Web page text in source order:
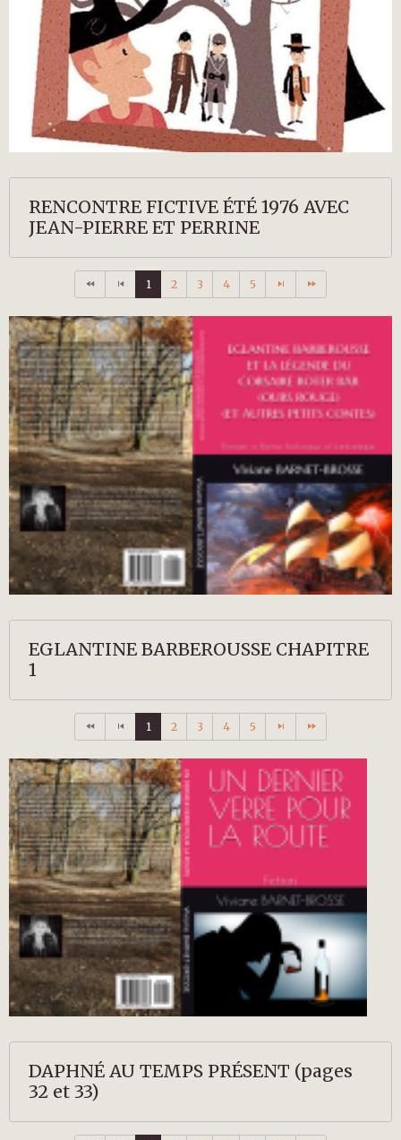
RENCONTRE FICTIVE ÉTÉ 1976 AVEC
JEAN-PIERRE ET PERRINE
1 2 3 4 5
EGLANTINE BARBEROUSSE CHAPITRE
1
1 2 3 4 5
DAPHNÉ AU TEMPS PRÉSENT (pages
32 et 33)